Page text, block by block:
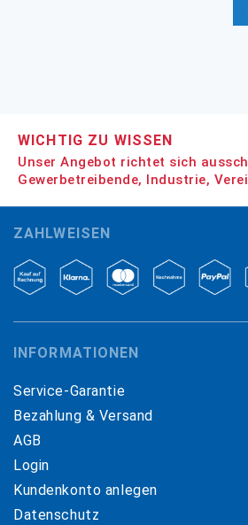
WICHTIG ZU WISSEN
Unser Angebot richtet sich
Gewerbetreibende, Industrie,
ZAHLWEISEN
INFORMATIONEN
Service-Garantie
Bezahlung & Versand
AGB
Login
Kundenkonto anlegen
Datenschutz